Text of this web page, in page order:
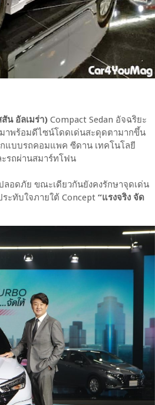
น อัลเมร่า) Compact Sedan อัจฉริยะ
าพร้อมดีไซน์โดดเด่นสะดุดตามากขึ้น
แบบรถคอมแพค ซีดาน เทคโนโลยี
ะรถผ่านสมาร์ทโฟน
อดภัย ขณะเดียวกันยังคงรักษาจุดเด่น
ะทับใจภายใต้ Concept “แรงจริง จัด